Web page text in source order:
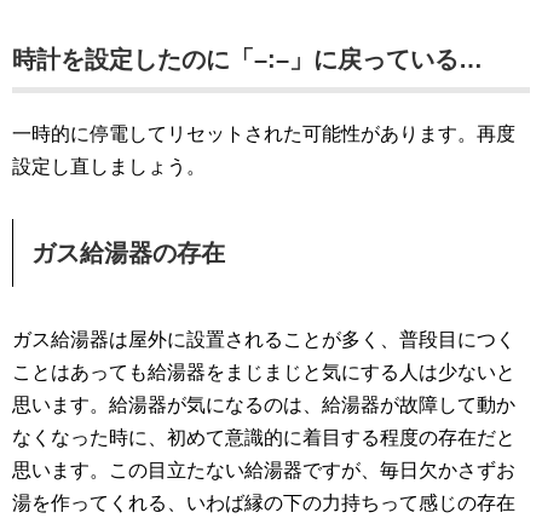
時計を設定したのに「–:–」に戻っている…
一時的に停電してリセットされた可能性があります。再度
設定し直しましょう。
ガス給湯器の存在
ガス給湯器は屋外に設置されることが多く、普段目につく
ことはあっても給湯器をまじまじと気にする人は少ないと
思います。給湯器が気になるのは、給湯器が故障して動か
なくなった時に、初めて意識的に着目する程度の存在だと
思います。この目立たない給湯器ですが、毎日欠かさずお
湯を作ってくれる、いわば縁の下の力持ちって感じの存在